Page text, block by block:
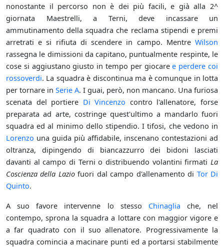
nonostante il percorso non è dei più facili, e già alla 2^
giornata Maestrelli, a Terni, deve incassare un
ammutinamento della squadra che reclama stipendi e premi
arretrati e si rifiuta di scendere in campo. Mentre Wilson
rassegna le dimissioni da capitano, puntualmente respinte, le
cose si aggiustano giusto in tempo per giocaree perdere coi
rossoverdi. La squadra è discontinua ma è comunque in lotta
per tornare in Serie A. I guai, però, non mancano. Una furiosa
scenata del portiere Di Vincenzo contro l'allenatore, forse
preparata ad arte, costringe quest'ultimo a mandarlo fuori
squadra ed al minimo dello stipendio. I tifosi, che vedono in
Lorenzo una guida più affidabile, inscenano contestazioni ad
oltranza, dipingendo di biancazzurro dei bidoni lasciati
davanti al campo di Terni o distribuendo volantini firmati La
Coscienza della Laziofuori dal campo d'allenamento di Tor Di
Quinto.
A suo favore intervenne lo stesso Chinaglia che, nel
contempo, sprona la squadra a lottare con maggior vigore e
a far quadrato con il suo allenatore. Progressivamente la
squadra comincia a macinare punti ed a portarsi stabilmente